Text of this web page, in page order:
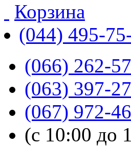
Корзина
(044) 495-
(066) 262-
(063) 397-
(067) 972-
(с 10:00 до